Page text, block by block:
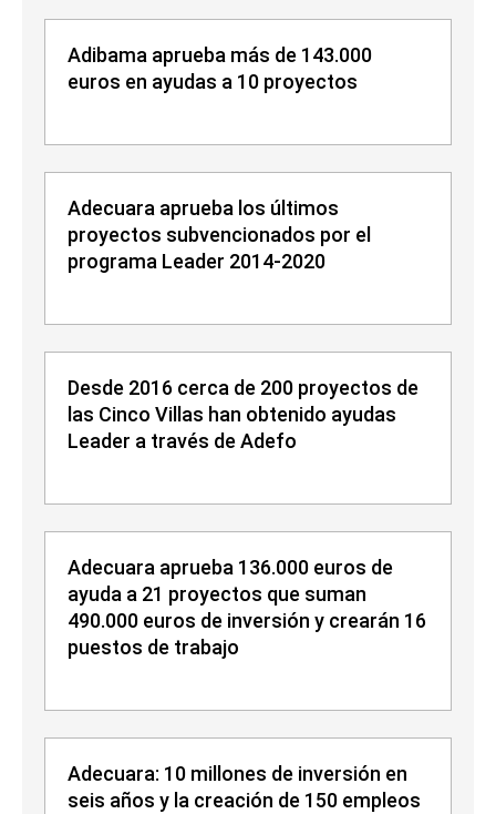
Adibama aprueba más de 143.000
euros en ayudas a 10 proyectos
Adecuara aprueba los últimos
proyectos subvencionados por el
programa Leader 2014-2020
Desde 2016 cerca de 200 proyectos de
las Cinco Villas han obtenido ayudas
Leader a través de Adefo
Adecuara aprueba 136.000 euros de
ayuda a 21 proyectos que suman
490.000 euros de inversión y crearán 16
puestos de trabajo
Adecuara: 10 millones de inversión en
seis años y la creación de 150 empleos